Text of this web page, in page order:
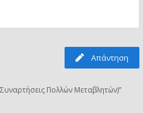
Απάντηση
Πολλών Μεταβλητών)”